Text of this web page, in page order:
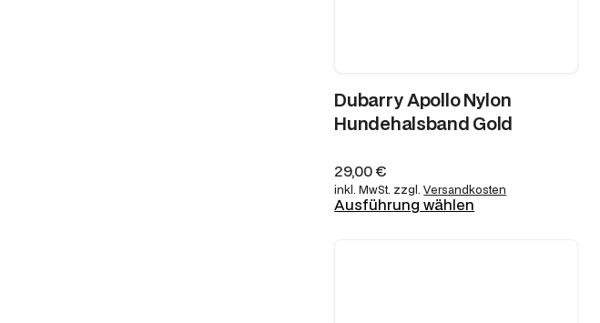
Dubarry Apollo Nylon
Hundehalsband Gold
29,00€
inkl. MwSt. zzgl.Versandkosten
Ausführung wählen